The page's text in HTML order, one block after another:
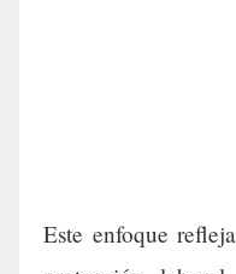
Este enfoque